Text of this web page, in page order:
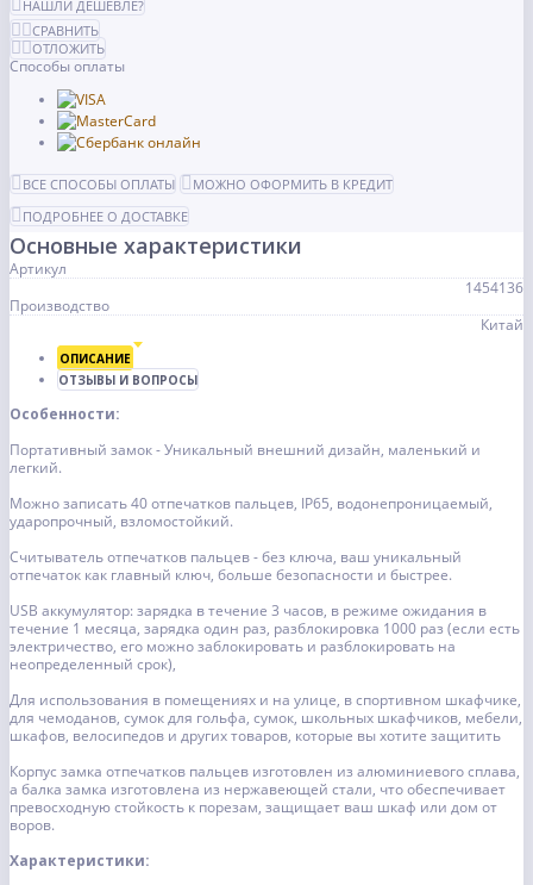
НАШЛИ ДЕШЕВЛЕ?
СРАВНИТЬ
ОТЛОЖИТЬ
Способы оплаты
ВСЕ СПОСОБЫ ОПЛАТЫ
МОЖНО ОФОРМИТЬ В КРЕДИТ
ПОДРОБНЕЕ О ДОСТАВКЕ
Основные характеристики
Артикул
1454136
Производство
Китай
ОПИСАНИЕ
ОТЗЫВЫ И ВОПРОСЫ
Особенности:
Портативный замок - Уникальный внешний дизайн, маленький и
легкий.
Можно записать 40 отпечатков пальцев, IP65, водонепроницаемый,
ударопрочный, взломостойкий.
Считыватель отпечатков пальцев - без ключа, ваш уникальный
отпечаток как главный ключ, больше безопасности и быстрее.
USB аккумулятор: зарядка в течение 3 часов, в режиме ожидания в
течение 1 месяца, зарядка один раз, разблокировка 1000 раз (если есть
электричество, его можно заблокировать и разблокировать на
неопределенный срок),
Для использования в помещениях и на улице, в спортивном шкафчике,
для чемоданов, сумок для гольфа, сумок, школьных шкафчиков, мебели,
шкафов, велосипедов и других товаров, которые вы хотите защитить
Корпус замка отпечатков пальцев изготовлен из алюминиевого сплава,
а балка замка изготовлена из нержавеющей стали, что обеспечивает
превосходную стойкость к порезам, защищает ваш шкаф или дом от
воров.
Характеристики: